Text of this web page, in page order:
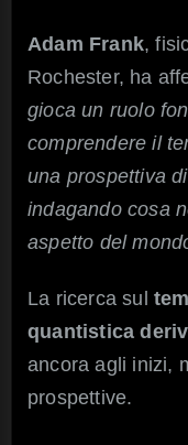
Adam Frank,
Rochester, ha
gioca un ruolo
comprendere il
una prospettiva
indagando cosa
aspetto del
La ricerca sul
quantistica
ancora agli inizi,
prospettive.